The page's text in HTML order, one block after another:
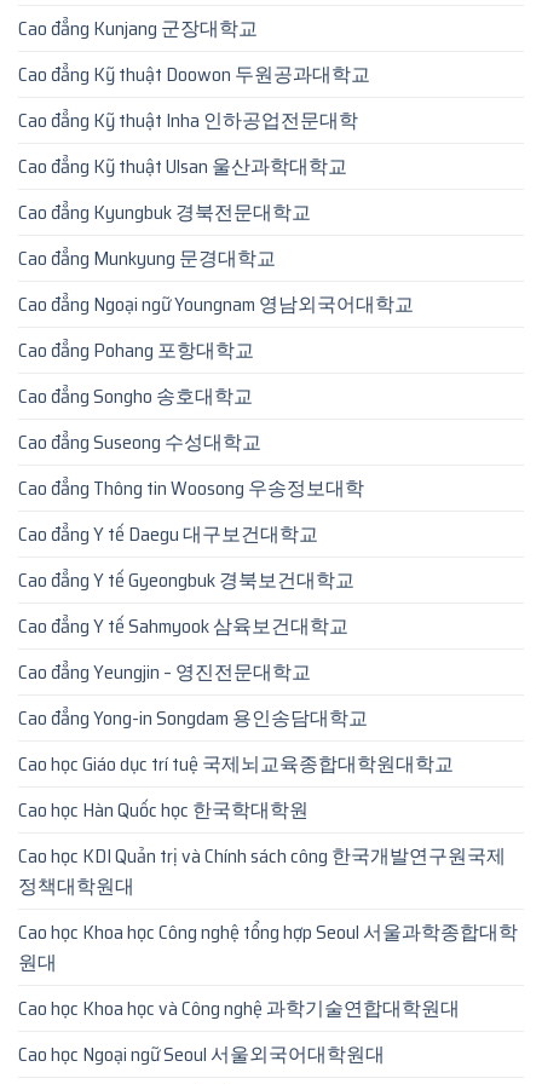
Cao đẳng Kunjang 군장대학교
Cao đẳng Kỹ thuật Doowon 두원공과대학교
Cao đẳng Kỹ thuật Inha 인하공업전문대학
Cao đẳng Kỹ thuật Ulsan 울산과학대학교
Cao đẳng Kyungbuk 경북전문대학교
Cao đẳng Munkyung 문경대학교
Cao đẳng Ngoại ngữ Youngnam 영남외국어대학교
Cao đẳng Pohang 포항대학교
Cao đẳng Songho 송호대학교
Cao đẳng Suseong 수성대학교
Cao đẳng Thông tin Woosong 우송정보대학
Cao đẳng Y tế Daegu 대구보건대학교
Cao đẳng Y tế Gyeongbuk 경북보건대학교
Cao đẳng Y tế Sahmyook 삼육보건대학교
Cao đẳng Yeungjin – 영진전문대학교
Cao đẳng Yong-in Songdam 용인송담대학교
Cao học Giáo dục trí tuệ 국제뇌교육종합대학원대학교
Cao học Hàn Quốc học 한국학대학원
Cao học KDI Quản trị và Chính sách công 한국개발연구원국제
정책대학원대
Cao học Khoa học Công nghệ tổng hợp Seoul 서울과학종합대학
원대
Cao học Khoa học và Công nghệ 과학기술연합대학원대
Cao học Ngoại ngữ Seoul 서울외국어대학원대